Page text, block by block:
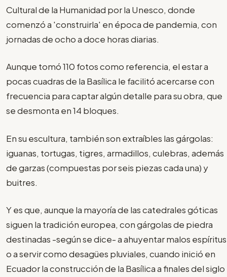
Cultural de la Humanidad por la Unesco, donde
comenzó a 'construirla' en época de pandemia, con
jornadas de ocho a doce horas diarias.
Aunque tomó 110 fotos como referencia, el estar a
pocas cuadras de la Basílica le facilitó acercarse con
frecuencia para captar algún detalle para su obra, que
se desmonta en 14 bloques.
En su escultura, también son extraíbles las gárgolas:
iguanas, tortugas, tigres, armadillos, culebras, además
de garzas (compuestas por seis piezas cada una) y
buitres.
Y es que, aunque la mayoría de las catedrales góticas
siguen la tradición europea, con gárgolas de piedra
destinadas -según se dice- a ahuyentar malos espíritus
o a servir como desagües pluviales, cuando inició en
Ecuador la construcción de la Basílica a finales del siglo